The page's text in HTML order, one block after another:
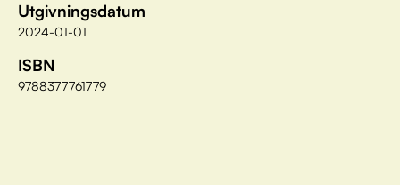
Utgivningsdatum
2024-01-01
ISBN
9788377761779